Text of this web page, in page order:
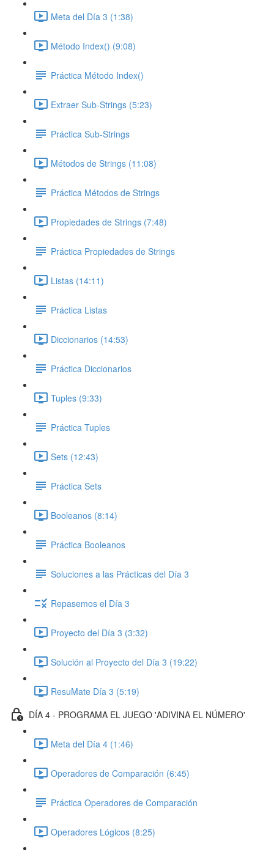
Meta del Día 3 (1:38)
Método Index() (9:08)
Práctica Método Index()
Extraer Sub-Strings (5:23)
Práctica Sub-Strings
Métodos de Strings (11:08)
Práctica Métodos de Strings
Propiedades de Strings (7:48)
Práctica Propiedades de Strings
Listas (14:11)
Práctica Listas
Diccionarios (14:53)
Práctica Diccionarios
Tuples (9:33)
Práctica Tuples
Sets (12:43)
Práctica Sets
Booleanos (8:14)
Práctica Booleanos
Soluciones a las Prácticas del Día 3
Repasemos el Día 3
Proyecto del Día 3 (3:32)
Solución al Proyecto del Día 3 (19:22)
ResuMate Día 3 (5:19)
DÍA 4 - PROGRAMA EL JUEGO 'ADIVINA EL NÚMERO'
Meta del Día 4 (1:46)
Operadores de Comparación (6:45)
Práctica Operadores de Comparación
Operadores Lógicos (8:25)